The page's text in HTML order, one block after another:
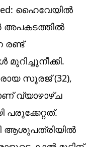
ഹൈവേയിൽ
അ‌പകടത്തിൽ
രണ്ട്
സൂരജ് (32),
വ്യാഴാഴ്ച
ആശുപത്രിയിൽ